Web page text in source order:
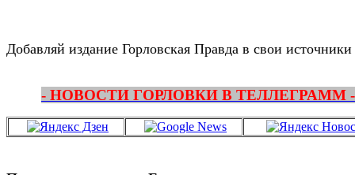
Добавляй издание Горловская Правда в свои источники
- НОВОСТИ ГОРЛОВКИ В ТЕЛЛЕГРАММ -